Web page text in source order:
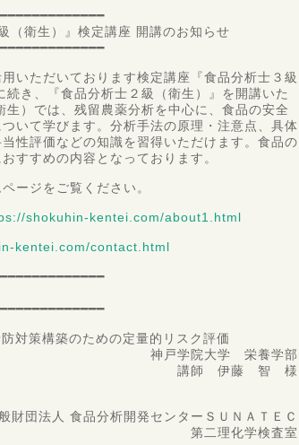
（衛生）』検定講座 開講のお知らせ
いただいております検定講座『食品分析士３級
続き、『食品分析士２級（衛生）』を開講いた
生）では、残留農薬分析を中心に、食品の安全
いて学びます。分析手法の原理・注意点、具体
性評価などの知識を習得いただけます。食品の
すすめの内容となっております。
ージをご覧ください。
shokuhin-kentei.com/about1.html
kentei.com/contact.html
対策構築のための定量的リスク評価
学 栄養学部
藤 智 様
析開発センターＳＵＮＡＴＥＣ
学検査室